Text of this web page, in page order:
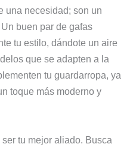
una necesidad; son un
buen par de gafas
tu estilo, dándote un aire
que se adapten a la
tu guardarropa, ya
toque más moderno y
tu mejor aliado. Busca